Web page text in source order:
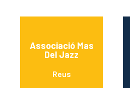
Associació Mas
Del Jazz
Reus